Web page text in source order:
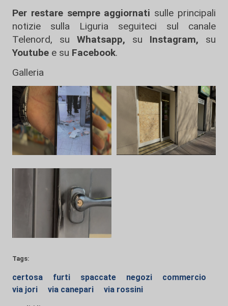
Per restare sempre aggiornati sulle principali
notizie sulla Liguria seguiteci sul canale
Telenord, su
Whatsapp, su Instagram, su
Youtube e su Facebook.
Galleria
Tags:
certosa furti spaccate negozi
commercio
via jori
via canepari via rossini